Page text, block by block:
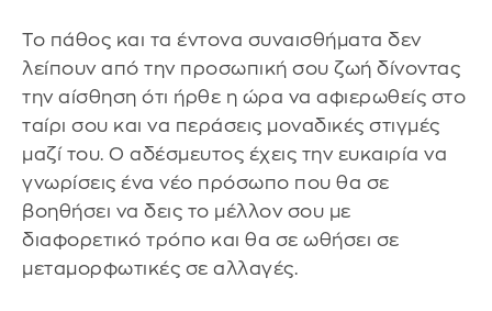
Το πάθος και τα έντονα συναισθήματα δεν
λείπουν από την προσωπική σου ζωή δίνοντας
την αίσθηση ότι ήρθε η ώρα να αφιερωθείς στο
ταίρι σου και να περάσεις μοναδικές στιγμές
μαζί του. Ο αδέσμευτος έχεις την ευκαιρία να
γνωρίσεις ένα νέο πρόσωπο που θα σε
βοηθήσει να δεις το μέλλον σου με
διαφορετικό τρόπο και θα σε ωθήσει σε
μεταμορφωτικές σε αλλαγές.